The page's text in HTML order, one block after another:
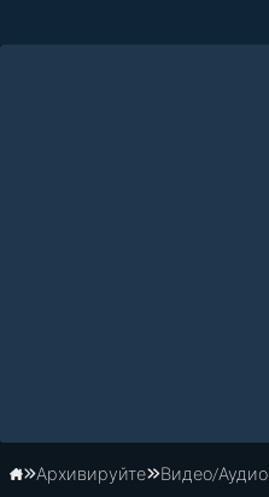
Главная
Архивируйте Видео/Аудио